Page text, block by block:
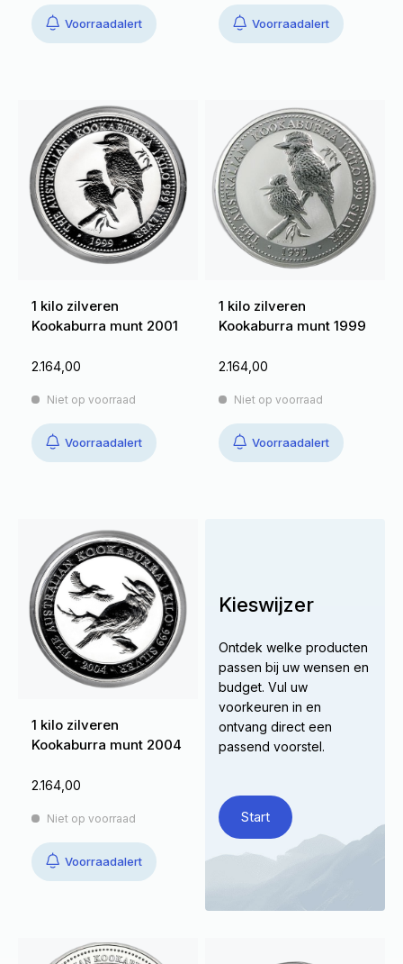
Voorraadalert Voorraadalert
1 kilo zilveren
Kookaburra munt 2001
2.164,00
Niet op voorraad
Voorraadalert
1 kilo zilveren
Kookaburra munt 1999
2.164,00
Niet op voorraad
Voorraadalert
1 kilo zilveren
Kookaburra munt 2004
2.164,00
Niet op voorraad
Voorraadalert
Kieswijzer
Ontdek welke producten
passen bij uw wensen en
budget. Vul uw
voorkeuren in en
ontvang direct een
passend voorstel.
Start